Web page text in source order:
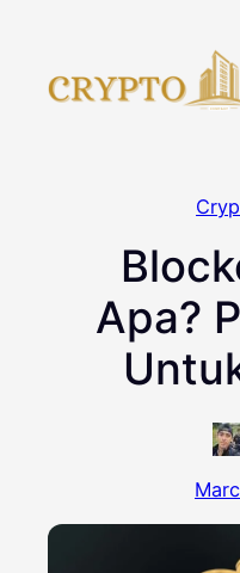
content
Apa?